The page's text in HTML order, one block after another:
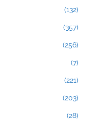
(132)
(357)
(256)
(7)
(221)
(203)
(28)